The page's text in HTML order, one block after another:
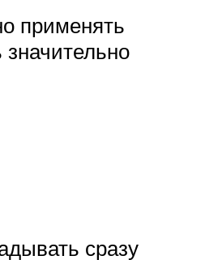
применять
сразу